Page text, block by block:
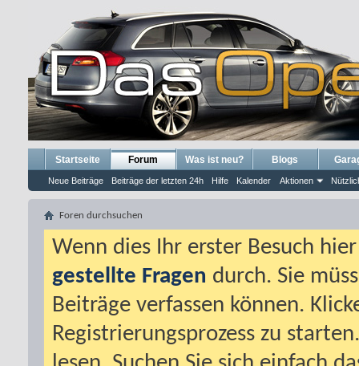
Startseite Forum
Neue Beiträge Beiträge der letzten 24h Hilfe Kalender Aktionen
Was ist neu? Blogs
Foren durchsuchen
Wenn dies Ihr erster Besuch
gestellte Fragen durch. Sie
Beiträge verfassen können.
Registrierungsprozess zu